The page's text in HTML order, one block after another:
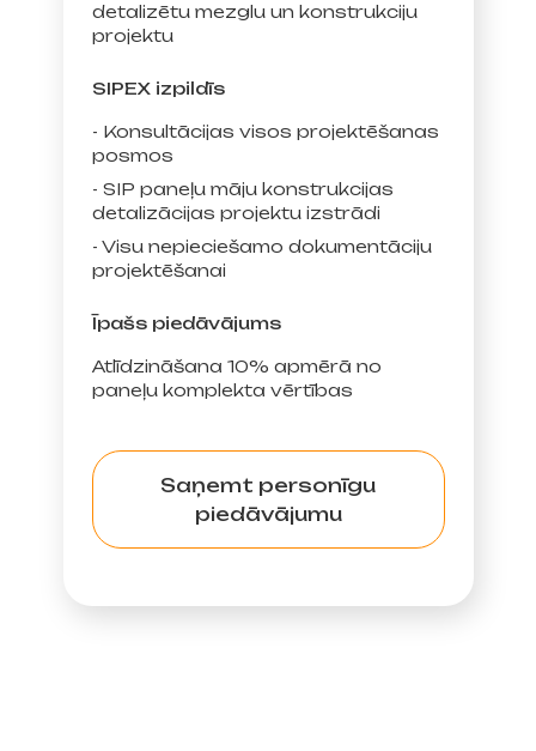
detalizētu mezglu un konstrukciju
projektu
SIPEX izpildīs
- Konsultācijas visos projektēšanas
posmos
- SIP paneļu māju konstrukcijas
detalizācijas projektu izstrādi
- Visu nepieciešamo dokumentāciju
projektēšanai
Īpašs piedāvājums
Atlīdzināšana 10% apmērā no
paneļu komplekta vērtības
Saņemt personīgu
piedāvājumu